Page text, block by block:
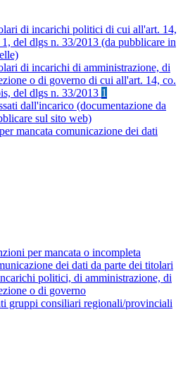
di incarichi politici di cui all'art. 14,
1, del dlgs n. 33/2013 (da pubblicare in
di incarichi di amministrazione, di
o di governo di cui all'art. 14, co.
del dlgs n. 33/2013 1
dall'incarico (documentazione da
sul sito web)
mancata comunicazione dei dati
per mancata o incompleta
dei dati da parte dei titolari
politici, di amministrazione, di
o di governo
gruppi consiliari regionali/provinciali